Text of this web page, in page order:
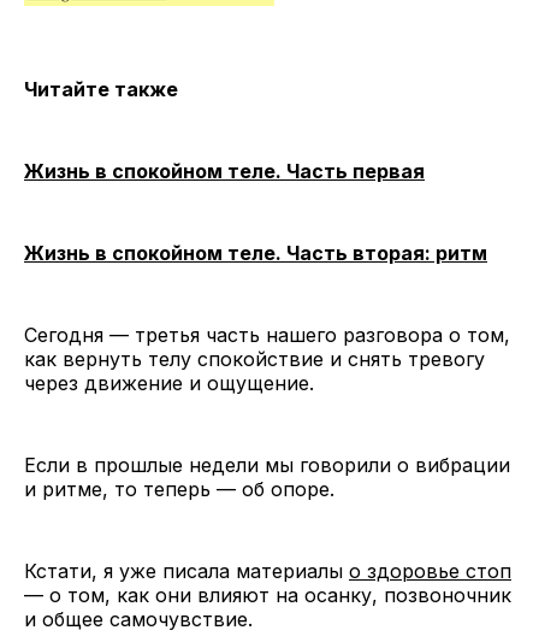
Читайте также
Жизнь в спокойном теле. Часть первая
Жизнь в спокойном теле. Часть вторая: ритм
Сегодня — третья часть нашего разговора о том,
как вернуть телу спокойствие и снять тревогу
через движение и ощущение.
Если в прошлые недели мы говорили о вибрации
и ритме, то теперь — об опоре.
Кстати, я уже писала материалы о здоровье стоп
— о том, как они влияют на осанку, позвоночник
и общее самочувствие.